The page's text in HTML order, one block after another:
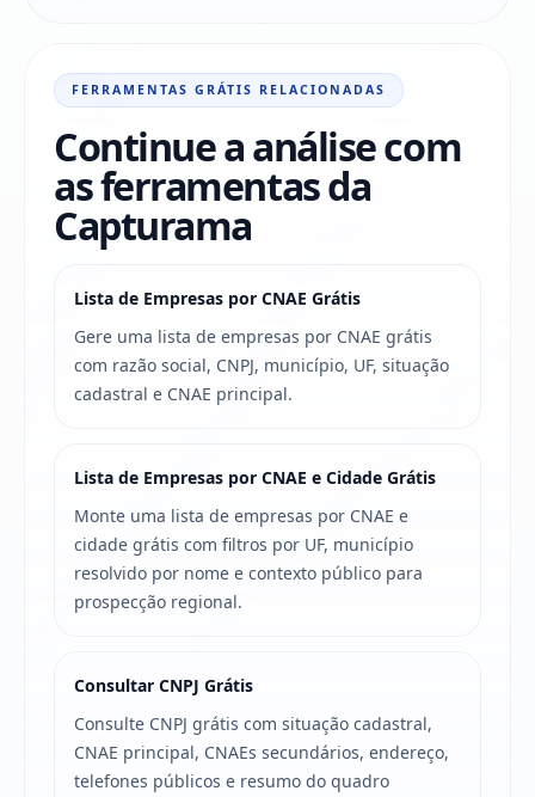
FERRAMENTAS GRÁTIS RELACIONADAS
Continue a análise com
as ferramentas da
Capturama
Lista de Empresas por CNAE Grátis
Gere uma lista de empresas por CNAE grátis
com razão social, CNPJ, município, UF, situação
cadastral e CNAE principal.
Lista de Empresas por CNAE e Cidade Grátis
Monte uma lista de empresas por CNAE e
cidade grátis com filtros por UF, município
resolvido por nome e contexto público para
prospecção regional.
Consultar CNPJ Grátis
Consulte CNPJ grátis com situação cadastral,
CNAE principal, CNAEs secundários, endereço,
telefones públicos e resumo do quadro